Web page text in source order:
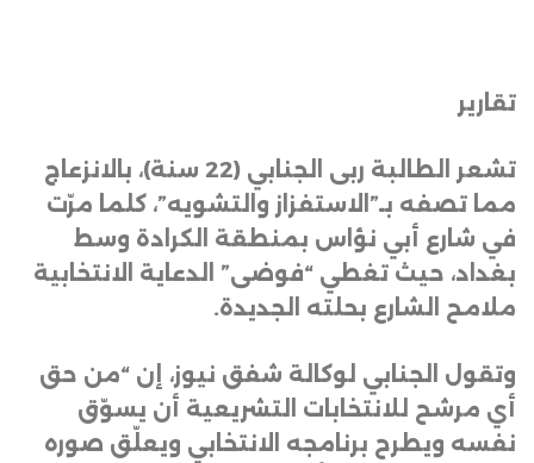
تقارير
تشعر الطالبة ربى الجنابي (22 سنة)، بالانزعاج
مما تصفه بـ”الاستفزاز والتشويه”، كلما مرّت
في شارع أبي نؤاس بمنطقة الكرادة وسط
بغداد، حيث تغطي “فوضى” الدعاية الانتخابية
ملامح الشارع بحلته الجديدة.
وتقول الجنابي لوكالة شفق نيوز، إن “من حق
أي مرشح للانتخابات التشريعية أن يسوّق
نفسه ويطرح برنامجه الانتخابي ويعلّق صوره